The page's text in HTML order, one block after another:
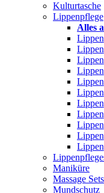
Kulturtasche
Lippenpflege
Alles
Maniküre
Massage Sets
Mundschutz